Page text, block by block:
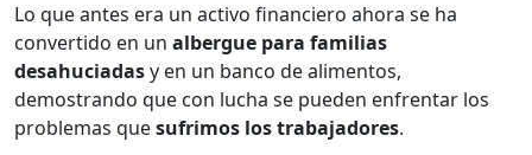
Lo que antes era un activo financiero ahora se ha
convertido en un albergue para familias
desahuciadasy en un banco de alimentos,
demostrando que con lucha se pueden enfrentar los
problemas quesufrimos los trabajadores.